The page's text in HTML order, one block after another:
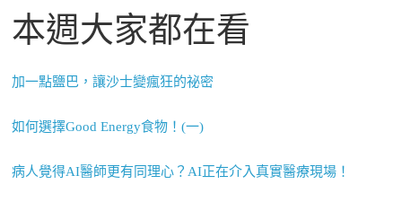
本週大家都在看
加一點鹽巴，讓沙士變瘋狂的祕密
如何選擇Good Energy食物！(一)
病人覺得AI醫師更有同理心？AI正在介入真實醫療現場！